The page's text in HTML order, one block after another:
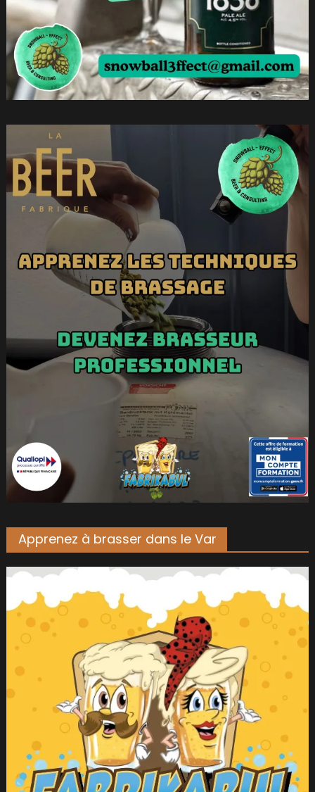
Apprenez à brasser dans le Var